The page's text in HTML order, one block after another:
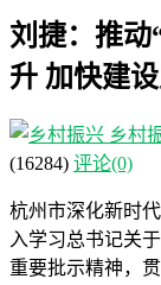
刘捷：推动
升 加快建
乡村
(16284) 评论(0)
杭州市深化新时
入学习总书记关
重要批示精神，